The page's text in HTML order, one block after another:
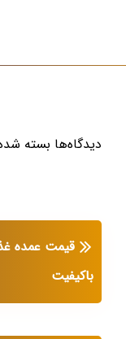
دیدگاه‌ها بسته
قیمت عمده
باکیفیت